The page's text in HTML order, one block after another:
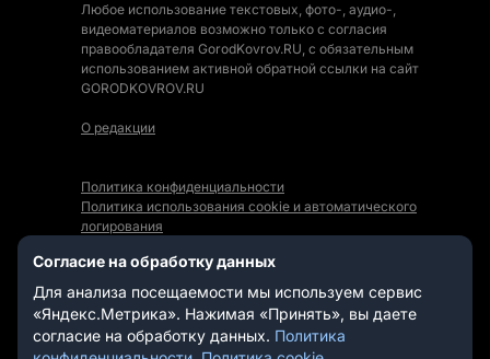
Любое использование текстовых, фото-, аудио-,
видеоматериалов возможно только с согласия
правообладателя GorodKovrov.RU, с обязательным
использованием активной обратной ссылки на сайт
GORODKOVROV.RU
О редакции
Политика конфиденциальности
Политика использования cookie и автоматического
логирования
Мы в социальных сетях:
Согласие на обработку данных
Для анализа посещаемости мы используем сервис
«Яндекс.Метрика». Нажимая «Принять», вы даете
согласие на обработку данных. Политика